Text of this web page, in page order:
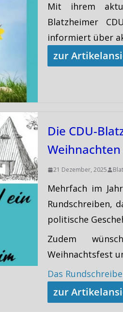
Mit ihrem
Blatzheimer
informiert über
zur
Die CDU-
Weihnachten
21 Dezember, 2025
Mehrfach im
Rundschreiben,
politische
Zudem
Weihnachtsfest
Das
zur